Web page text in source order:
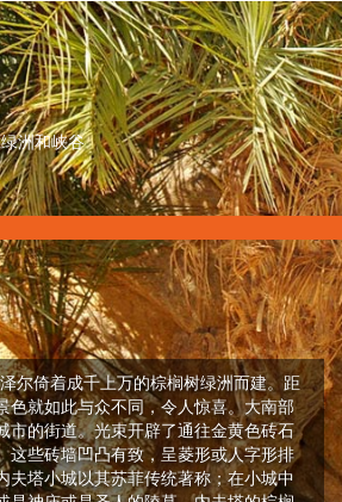
洲和峡谷
尔倚着成千上万的棕榈树绿洲而建。距
色就如此与众不同，令人惊喜。大南部
市的街道。光束开辟了通往金黄色砖石
这些砖墙凹凸有致，呈菱形或人字形排
夫塔小城以其苏菲传统著称；在小城中